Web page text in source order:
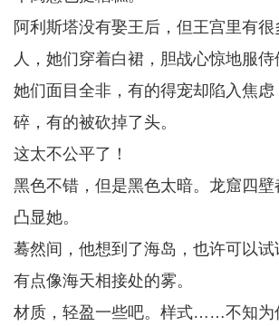
阿利斯塔没有娶王后，但王宫里有
人，她们穿着白裙，胆战心惊地服侍
她们面目全非，有的得宠却陷入焦
碎，有的被砍掉了头。
这太不公平了！
黑色不错，但是黑色太暗。龙窟四
凸显她。
蓦然间，他想到了海岛，也许可以试
有点像海天相接处的雾。
材质，轻盈一些吧。样式……不知为